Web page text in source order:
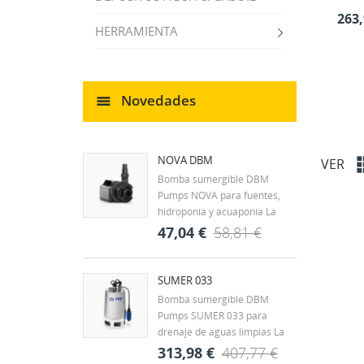
HERRAMIENTA
Novedades
NOVA DBM
Bomba sumergible DBM
Pumps NOVA para fuentes,
hidroponía y acuaponía La
DBM Pumps NOVA es una
bomba sumergible diseñada
para la circulación continua de
agua en fuentes
ornamentales, estanques y
pequeños sistemas
hidráulicos. Su tamaño
compacto y...
47,04 € 58,81 €
SUMER 033
Bomba sumergible DBM
Pumps SUMER 033 para
drenaje de aguas limpias La
DBM Pumps SUMER 033 es
313,98 € 407,77 €
VER